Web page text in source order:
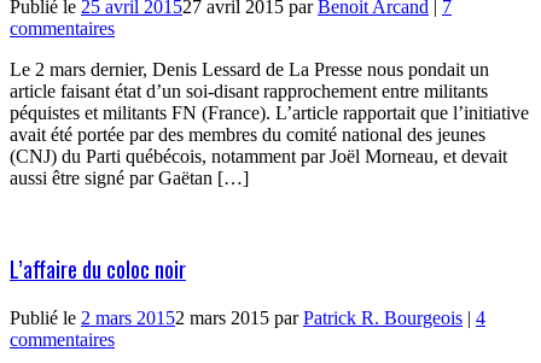
Publié le 25 avril 201527 avril 2015 parBenoit Arcand | 7
commentaires
Le 2 mars dernier, Denis Lessard de La Presse nous pondait un
article faisant état d’un soi-disant rapprochement entre militants
péquistes et militants FN (France). L’article rapportait que l’initiative
avait été portée par des membres du comité national des jeunes
(CNJ) du Parti québécois, notamment par Joël Morneau, et devait
aussi être signé par Gaëtan […]
L’affaire du coloc noir
Publié le 2 mars 20152 mars 2015 parPatrick R. Bourgeois | 4
commentaires